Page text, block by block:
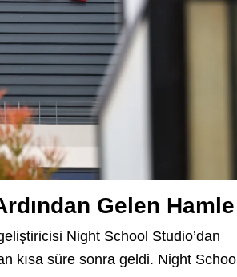
Gelen Hamle
Night School Studio’dan
kısa süre sonra geldi. Night School